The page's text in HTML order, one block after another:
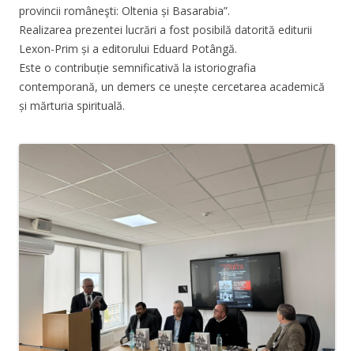
provincii româneşti: Oltenia și Basarabia”.
Realizarea prezentei lucrări a fost posibilă datorită editurii
Lexon-Prim și a editorului Eduard Potângă.
Este o contribuție semnificativă la istoriografia
contemporană, un demers ce unește cercetarea academică
și mărturia spirituală.